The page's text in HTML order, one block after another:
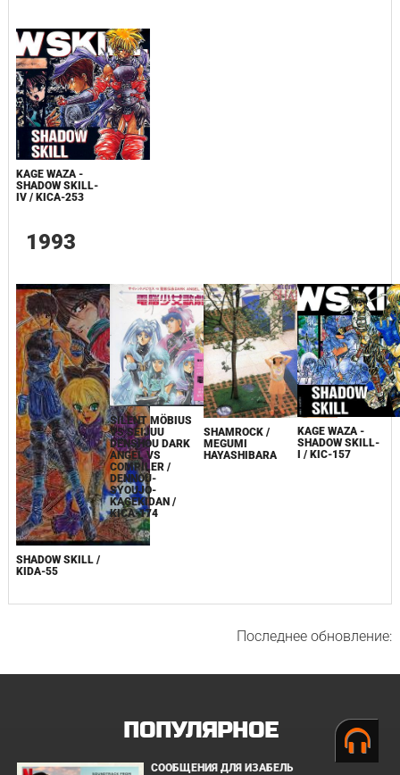
KAGE WAZA -
SHADOW SKILL-
IV / KICA-253
1993
SHADOW SKILL /
KIDA-55
SILENT MÖBIUS
VS SEIJUU
DENSHOU DARK
ANGEL VS
COMPILER /
DENNOU-
SYOUJO-
KAGEKIDAN /
KICA-174
SHAMROCK /
MEGUMI
HAYASHIBARA
KAGE WAZA -
SHADOW SKILL-
I / KIC-157
Последнее обновление:
ПОПУЛЯРНОЕ
СООБЩЕНИЯ ДЛЯ ИЗАБЕЛЬ